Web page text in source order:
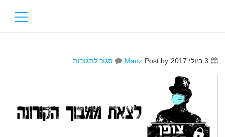
3 ביולי 2017 Post by
Maoz סגור לתגובותעל